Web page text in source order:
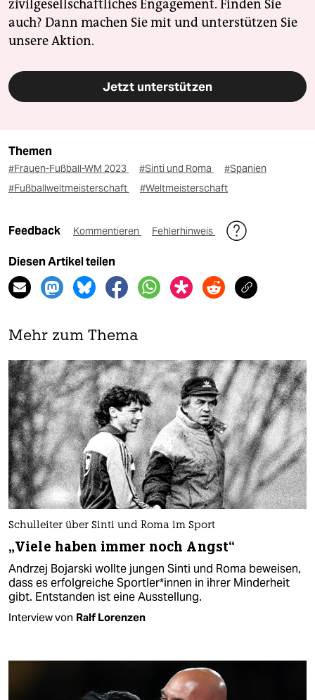
zivilgesellschaftliches Engagement. Finden Sie
auch? Dann machen Sie mit und unterstützen Sie
unsere Aktion.
Jetzt unterstützen
Themen
#Frauen-Fußball-WM 2023 #Sinti und Roma
#Spanien
#Fußballweltmeisterschaft
#Weltmeisterschaft
Feedback Kommentieren Fehlerhinweis
Diesen Artikel teilen
Mehr zum Thema
Schulleiter über Sinti und Roma im Sport
„Viele haben immer noch Angst“
Andrzej Bojarski wollte jungen Sinti und Roma beweisen,
dass es erfolgreiche Sport­le­r*in­nen in ihrer Minderheit
gibt. Entstanden ist eine Ausstellung.
Interview von Ralf Lorenzen